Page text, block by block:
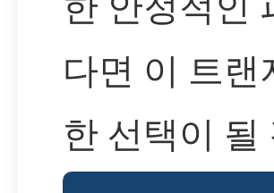
다면 이 트
한 선택이